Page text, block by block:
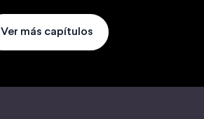
Ver más capítulos